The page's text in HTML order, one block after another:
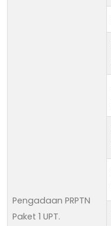
Pengadaan PRPTN
Paket 1 UPT.